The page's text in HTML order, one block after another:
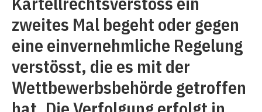
zweites Mal begeht oder gegen
eine einvernehmliche Regelung
verstösst, die es mit der
Wettbewerbsbehörde getroffen